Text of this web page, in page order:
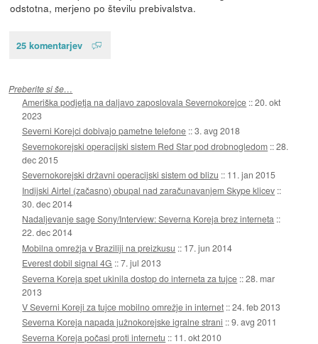
odstotna, merjeno po številu prebivalstva.
25 komentarjev
Preberite si še…
Ameriška podjetja na daljavo zaposlovala Severnokorejce ::20. okt
2023
Severni Korejci dobivajo pametne telefone ::3. avg 2018
Severnokorejski operacijski sistem Red Star pod drobnogledom ::28.
dec 2015
Severnokorejski državni operacijski sistem od blizu :: 11. jan 2015
Indijski Airtel (začasno) obupal nad zaračunavanjem Skype klicev ::
30. dec 2014
Nadaljevanje sage Sony/Interview: Severna Koreja brez interneta ::
22. dec 2014
Mobilna omrežja v Braziliji na preizkusu :: 17. jun 2014
Everest dobil signal 4G ::7. jul 2013
Severna Koreja spet ukinila dostop do interneta za tujce ::28. mar
2013
V Severni Koreji za tujce mobilno omrežje in internet ::24. feb 2013
Severna Koreja napada južnokorejske igralne strani ::9. avg 2011
Severna Koreja počasi proti internetu :: 11. okt 2010